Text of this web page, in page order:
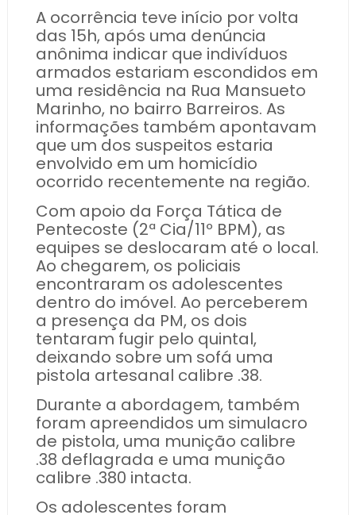
A ocorrência teve início por volta
das 15h, após uma denúncia
anônima indicar que indivíduos
armados estariam escondidos em
uma residência na Rua Mansueto
Marinho, no bairro Barreiros. As
informações também apontavam
que um dos suspeitos estaria
envolvido em um homicídio
ocorrido recentemente na região.
Com apoio da Força Tática de
Pentecoste (2ª Cia/11º BPM), as
equipes se deslocaram até o local.
Ao chegarem, os policiais
encontraram os adolescentes
dentro do imóvel. Ao perceberem
a presença da PM, os dois
tentaram fugir pelo quintal,
deixando sobre um sofá uma
pistola artesanal calibre .38.
Durante a abordagem, também
foram apreendidos um simulacro
de pistola, uma munição calibre
.38 deflagrada e uma munição
calibre .380 intacta.
Os adolescentes foram